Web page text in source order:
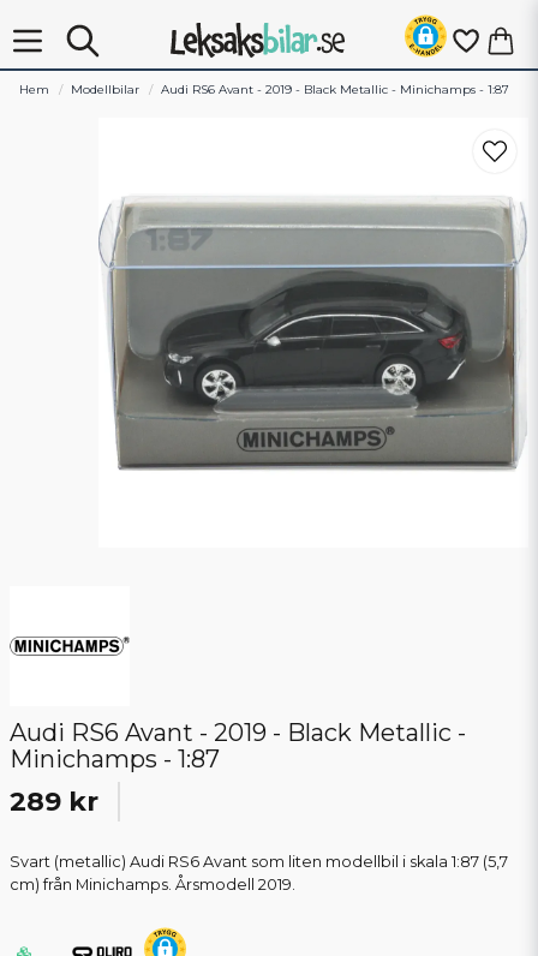
Hem Modellbilar Audi RS6 Avant - 2019 - Black Metallic - Minichamps - 1:87
Audi RS6 Avant - 2019 - Black Metallic -
Minichamps - 1:87
289 kr
Svart (metallic) Audi RS6 Avant som liten modellbil i skala 1:87 (5,7
cm) från Minichamps. Årsmodell 2019.